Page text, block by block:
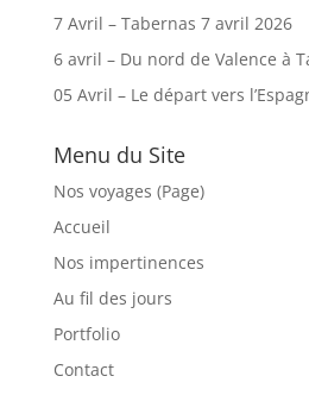
7 Avril – Tabernas 7 avril 2026
6 avril – Du nord de Valence à
05 Avril – Le départ vers
Menu du Site
Nos voyages (Page)
Accueil
Nos impertinences
Au fil des jours
Portfolio
Contact